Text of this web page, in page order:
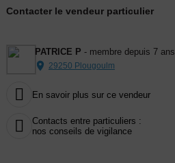
Contacter le vendeur particulier
PATRICE P - membre depuis 7 ans
29250 Plougoulm
 En savoir plus sur ce vendeur

Contacts entre particuliers :
nos conseils de vigilance